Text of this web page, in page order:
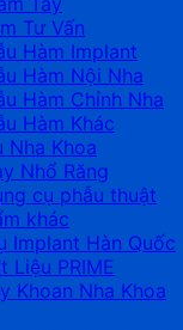
Tư Vấn
Hàm Implant
Hàm Nội Nha
Hàm Chỉnh Nha
Hàm Khác
Nha Khoa
Nhổ Răng
cụ phẫu thuật
khác
Implant Hàn Quốc
Liệu PRIME
Khoan Nha Khoa